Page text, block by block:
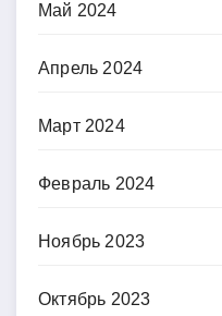
Май 2024
Апрель 2024
Март 2024
Февраль 2024
Ноябрь 2023
Октябрь 2023